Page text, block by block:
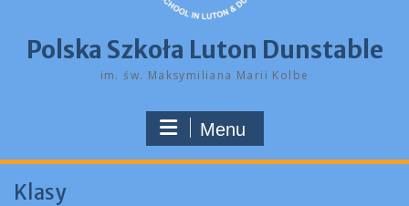
Polska Szkoła Luton Dunstable
im. św. Maksymiliana Marii Kolbe
Menu
Klasy